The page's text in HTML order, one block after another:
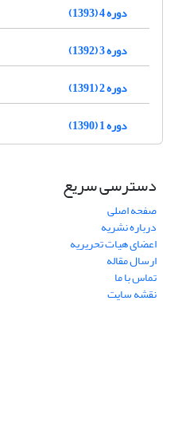
دوره 4 (1393)
دوره 3 (1392)
دوره 2 (1391)
دوره 1 (1390)
دسترسی سریع
صفحه اصلی
درباره نشریه
اعضای هیات تحریریه
ارسال مقاله
تماس با ما
نقشه سایت